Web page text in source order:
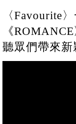
〈Favourite
《
聽眾們帶來